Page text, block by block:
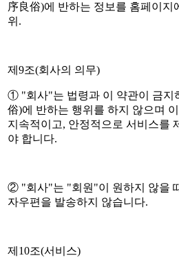
序良俗)에 반하는 정보를 홈페이지
위.
제9조(회사의 의무)
① "회사"는 법령과 이 약관이 금지
俗)에 반하는 행위를 하지 않으며
지속적이고, 안정적으로 서비스를
야 합니다.
② "회사"는 "회원"이 원하지 않을
자우편을 발송하지 않습니다.
제10조(서비스)